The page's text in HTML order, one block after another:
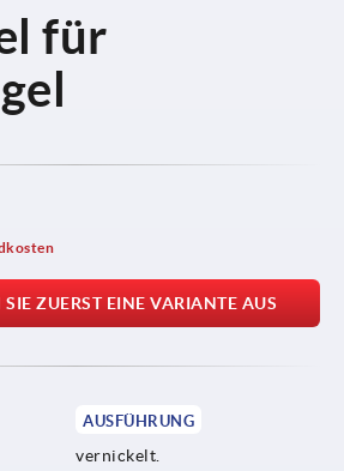
für
ZUERST EINE VARIANTE AUS
AUSFÜHRUNG
vernickelt.